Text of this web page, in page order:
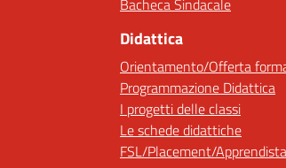
Bacheca Sindacale
Didattica
Orientamento/Offerta
Programmazione Didattica
I progetti delle classi
Le schede didattiche
FSL/Placement/